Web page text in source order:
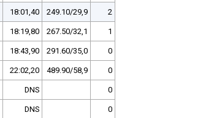
18:01,40 249.10/29,9 2
18:19,80 267.50/32,1 1
18:43,90 291.60/35,0 0
22:02,20 489.90/58,9 0
DNS 0
DNS 0